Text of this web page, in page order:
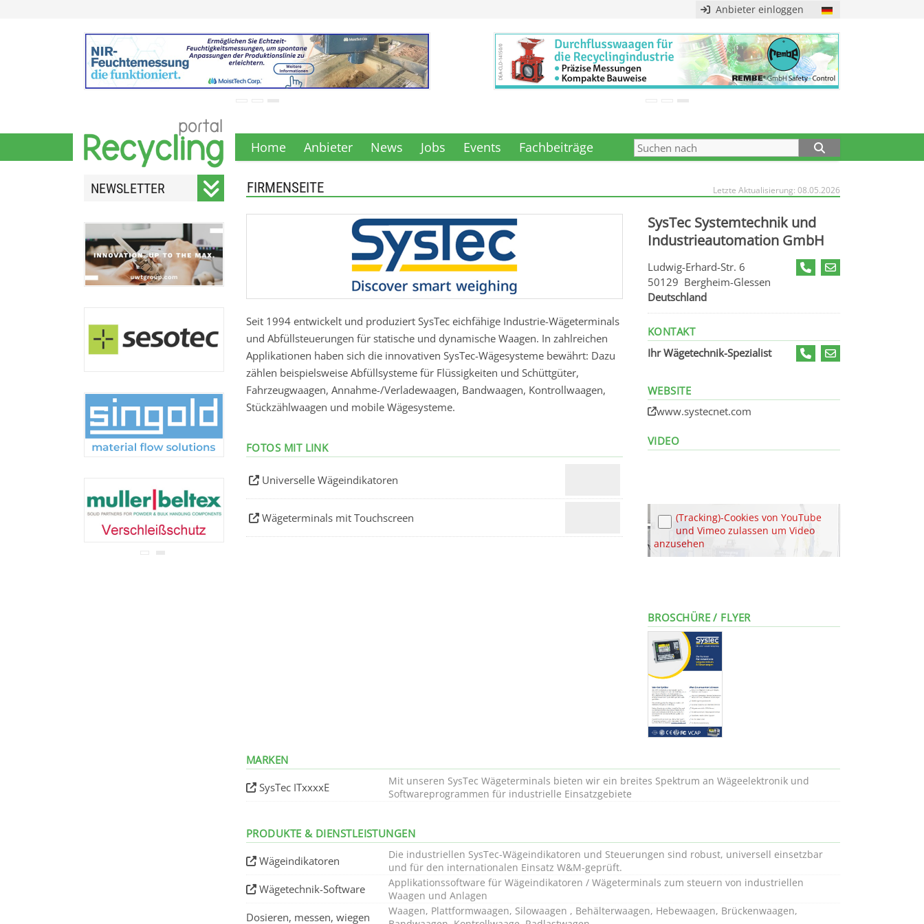
Anbieter einloggen
Home Anbieter News Jobs Events Fachbeiträge
NEWSLETTER
unseren monatlichen
Newsletter.
Dritte weitergegeben.
Zu unserenDatenschutz-
Bestimmungen.
Letzte Aktualisierung: 08.05.2026
FIRMENSEITE
SysTec Systemtechnik und
Industrieautomation GmbH
Ludwig-Erhard-Str. 6
50129 Bergheim-Glessen
Deutschland
KONTAKT
Ihr Wägetechnik-Spezialist
WEBSITE
www.systecnet.com
VIDEO
(Tracking)-Cookies von YouTube
und Vimeo zulassen um Video
anzusehen
BROSCHÜRE / FLYER
Seit 1994 entwickelt und produziert SysTec eichfähige Industrie-Wägeterminals
und Abfüllsteuerungen für statische und dynamische Waagen. In zahlreichen
Applikationen haben sich die innovativen SysTec-Wägesysteme bewährt: Dazu
zählen beispielsweise Abfüllsysteme für Flüssigkeiten und Schüttgüter,
Fahrzeugwaagen, Annahme-/Verladewaagen, Bandwaagen, Kontrollwaagen,
Stückzählwaagen und mobile Wägesysteme.
FOTOS MIT LINK
Universelle Wägeindikatoren
Wägeterminals mit Touchscreen
MARKEN
SysTec ITxxxxE
Mit unseren SysTec Wägeterminals bieten wir ein breites Spektrum an Wägeelektronik und
Softwareprogrammen für industrielle Einsatzgebiete
PRODUKTE & DIENSTLEISTUNGEN
Wägeindikatoren
Die industriellen SysTec-Wägeindikatoren und Steuerungen sind robust, universell einsetzbar
und für den internationalen Einsatz W&M-geprüft.
Wägetechnik-Software
Applikationssoftware für Wägeindikatoren / Wägeterminals zum steuern von industriellen
Waagen und Anlagen
Dosieren, messen, wiegen
Waagen, Plattformwaagen, Silowaagen , Behälterwaagen, Hebewaagen, Brückenwaagen,